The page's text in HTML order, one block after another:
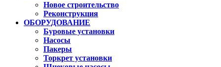
Новое строительство
Реконструкция
ОБОРУДОВАНИЕ
Буровые установки
Насосы
Пакеры
Торкрет установки